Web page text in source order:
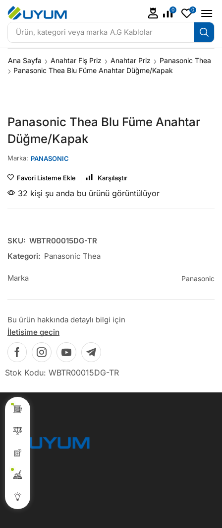
Ürün, kategori veya marka A.G Kablolar
0 0
Ana Sayfa Anahtar Fiş Priz Anahtar Priz
Panasonic Thea
Panasonic Thea Blu Füme Anahtar Düğme/Kapak
Panasonic Thea Blu Füme Anahtar
Düğme/Kapak
Marka: PANASONIC
Favori Listeme Ekle Karşılaştır
32 kişi şu anda bu ürünü görüntülüyor
SKU: WBTR00015DG-TR
Kategori: Panasonic Thea
Marka Panasonic
Bu ürün hakkında detaylı bilgi için
İletişime geçin
Stok Kodu: WBTR00015DG-TR